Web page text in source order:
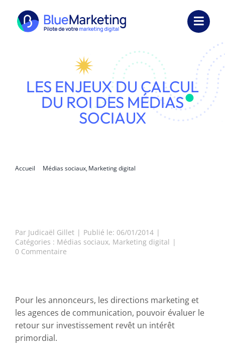
contenu
Formations
Externalisation
LES ENJEUX DU CALCUL
DU ROI DES MÉDIAS
SOCIAUX
Accueil Médias sociaux Marketing digital
Par Judicaël Gillet | Publié le: 06/01/2014 |
Catégories : Médias sociaux, Marketing digital |
0 Commentaireon
du
des
médias
Pour les annonceurs, les directions marketing et
les agences de communication, pouvoir évaluer le
retour sur investissement revêt un intérêt
primordial.